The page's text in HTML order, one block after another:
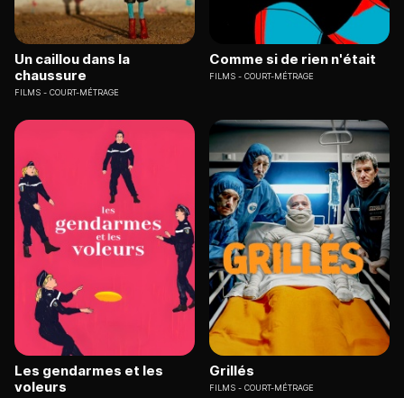
Un caillou dans la
chaussure
FILMS COURT-MÉTRAGE
Comme si de rien n'était
FILMS COURT-MÉTRAGE
Les gendarmes et les
voleurs
Grillés
FILMS COURT-MÉTRAGE